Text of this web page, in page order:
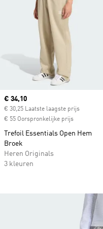
Current price
€ 34,10
€ 30,25 Laatste laagste prijs
€ 55 Oorspronkelijke prijs
Trefoil Essentials Open Hem
Broek
Heren Originals
3 kleuren